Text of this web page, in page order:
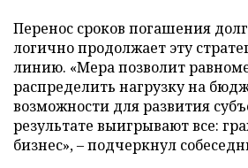
Перенос сроков погашения
логично продолжает эту
линию. «Мера позволит
распределить нагрузку на
возможности для развития
результате выигрывают все:
бизнес», – подчеркнул